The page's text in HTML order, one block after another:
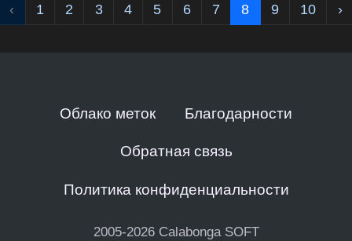
‹ 1 2 3 4 5 6 7 8 9 10 ›
Облако меток Благодарности
Обратная связь
Политика конфиденциальности
2005-2026 Calabonga SOFT